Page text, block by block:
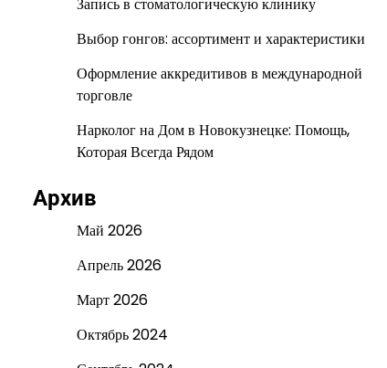
Выбор гонгов: ассортимент и характеристики
Оформление аккредитивов в международной
торговле
Нарколог на Дом в Новокузнецке: Помощь,
Которая Всегда Рядом
Архив
Май 2026
Апрель 2026
Март 2026
Октябрь 2024